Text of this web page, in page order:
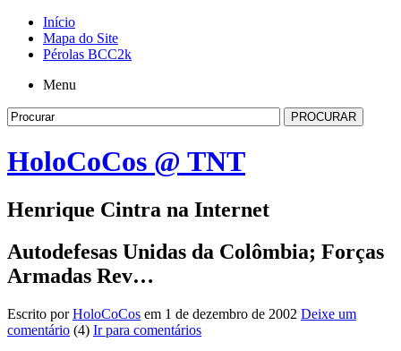
Início
Mapa do Site
Pérolas BCC2k
Menu
HoloCoCos @ TNT
Henrique Cintra na Internet
Autodefesas Unidas da Colômbia; Forças
Armadas Rev…
Escrito porHoloCoCos em 1 de dezembro de 2002 Deixe um
comentário (4) Ir para comentários